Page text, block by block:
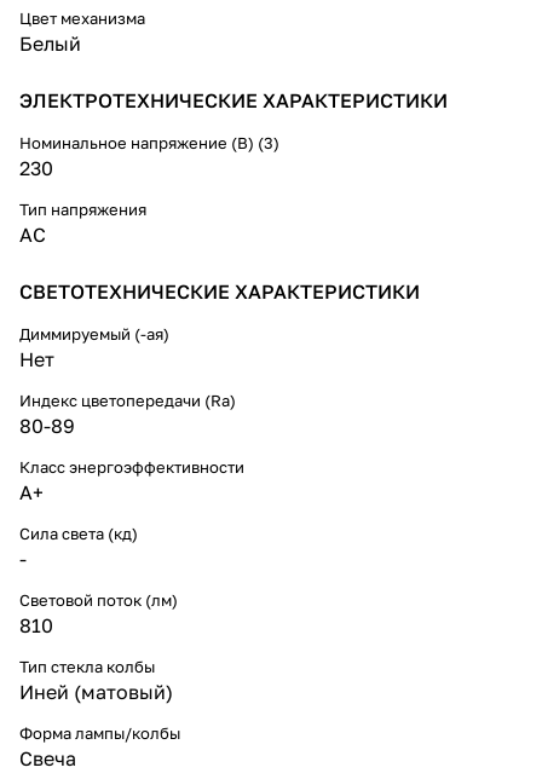
Цвет механизма
Белый
ЭЛЕКТРОТЕХНИЧЕСКИЕ ХАРАКТЕРИСТИКИ
Номинальное напряжение (В) (3)
230
Тип напряжения
AC
СВЕТОТЕХНИЧЕСКИЕ ХАРАКТЕРИСТИКИ
Диммируемый (-ая)
Нет
Индекс цветопередачи (Ra)
80-89
Класс энергоэффективности
A+
Сила света (кд)
-
Световой поток (лм)
810
Тип стекла колбы
Иней (матовый)
Форма лампы/колбы
Свеча